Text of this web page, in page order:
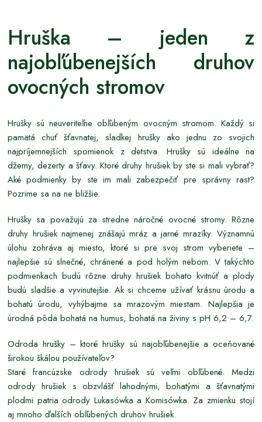
Hruška – jeden z
najobľúbenejších druhov
ovocných stromov
Hrušky sú neuveriteľne obľúbeným ovocným stromom. Každý si
pamätá chuť šťavnatej, sladkej hrušky ako jednu zo svojich
najpríjemnejších spomienok z detstva. Hrušky sú ideálne na
džemy, dezerty a šťavy. Ktoré druhy hrušiek by ste si mali vybrať?
Aké podmienky by ste im mali zabezpečiť pre správny rast?
Pozrime sa na ne bližšie.
Hrušky sa považujú za stredne náročné ovocné stromy. Rôzne
druhy hrušiek najmenej znášajú mráz a jarné mrazíky. Významnú
úlohu zohráva aj miesto, ktoré si pre svoj strom vyberiete –
najlepšie sú slnečné, chránené a pod holým nebom. V takýchto
podmienkach budú rôzne druhy hrušiek bohato kvitnúť a plody
budú sladšie a vyvinutejšie. Ak si chceme užívať krásnu úrodu a
bohatú úrodu, vyhýbajme sa mrazovým miestam. Najlepšia je
úrodná pôda bohatá na humus, bohatá na živiny s pH 6,2 – 6,7.
Odroda hrušky – ktoré hrušky sú najobľúbenejšie a oceňované
širokou škálou používateľov?
Staré francúzske odrody hrušiek sú veľmi obľúbené. Medzi
odrody hrušiek s obzvlášť lahodnými, bohatými a šťavnatými
plodmi patria odrody Lukasówka a Komisówka. Za zmienku stojí
aj mnoho ďalších obľúbených druhov hrušiek.